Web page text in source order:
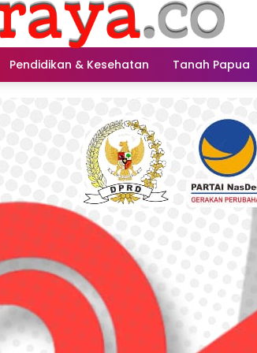
Pendidikan & Kesehatan Tanah Papua